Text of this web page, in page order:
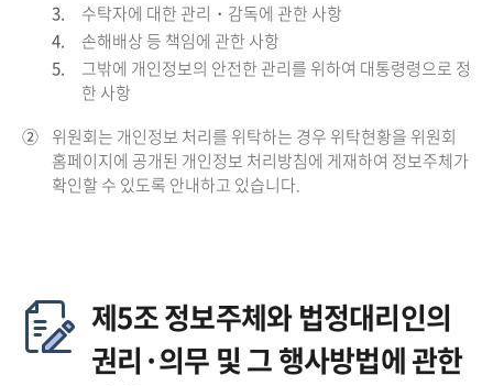
3.
수탁자에 대한 관리・감독에 관한 사항
4.
손해배상 등 책임에 관한 사항
5.
그밖에 개인정보의 안전한 관리를 위하여 대통령령으로 정
한 사항
② 위원회는 개인정보 처리를 위탁하는 경우 위탁현황을 위원회
홈페이지에 공개된 개인정보 처리방침에 게재하여 정보주체가
확인할 수 있도록 안내하고 있습니다.
제5조 정보주체와 법정대리인의
권리·의무 및 그 행사방법에 관한